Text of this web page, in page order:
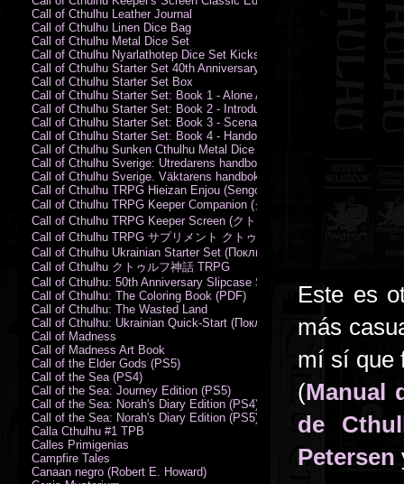
Este es
más
mí sí que
(Manual
de
Petersen
Call of Cthulhu Leather Journal
Call of Cthulhu Linen Dice Bag
Call of Cthulhu Metal Dice Set
Call of Cthulhu Nyarlathotep Dice Set Kickstarter Edition
Call of Cthulhu Starter Set 40th Anniversary Edition
Call of Cthulhu Starter Set Box
Call of Cthulhu Starter Set: Book 1 - Alone Against the Flames
Call of Cthulhu Starter Set: Book 2 - Introductory Rules
Call of Cthulhu Starter Set: Book 3 - Scenarios
Call of Cthulhu Starter Set: Book 4 - Handouts
Call of Cthulhu Sunken Cthulhu Metal Dice Set
Call of Cthulhu Sverige: Utredarens handbok (PDF)
Call of Cthulhu Sverige. Väktarens handbok
Call of Cthulhu TRPG Hieizan Enjou (Sengoku Period)
Call of Cthulhu TRPG Keeper Companion (クトゥルフ神話TRPG キー
Call of Cthulhu TRPG Keeper Screen (クトゥルフ神話TRPG キーパー
Call of Cthulhu TRPG サプリメント クトゥルフ2015
Call of Cthulhu Ukrainian Starter Set (Поклик Ктулху. Базовий набір)
Call of Cthulhu クトゥルフ神話 TRPG
Call of Cthulhu: 50th Anniversary Slipcase Set
Call of Cthulhu: The Coloring Book (PDF)
Call of Cthulhu: The Wasted Land
Call of Cthulhu: Ukrainian Quick-Start (Поклик Ктулху. Швидкий
Call of Madness
Call of Madness Art Book
Call of the Elder Gods (PS5)
Call of the Sea (PS4)
Call of the Sea: Journey Edition (PS5)
Call of the Sea: Norah's Diary Edition (PS4)
Call of the Sea: Norah's Diary Edition (PS5)
Calla Cthulhu #1 TPB
Calles Primigenias
Campfire Tales
Canaan negro (Robert E. Howard)